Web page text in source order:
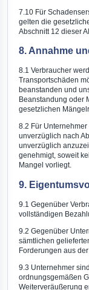
7.10 Für
gelten die
Abschnitt 12 dieser
8. Annahme
8.1 Verbraucher
Transportschäden
beanstanden und
Beanstandung oder
gesetzlichen
8.2 Für
unverzüglich nach
unverzüglich
genehmigt, soweit
Mangel vorliegt.
9.
9.1 Gegenüber
vollständigen
9.2 Gegenüber
sämtlichen
Forderungen aus
9.3 Unternehmer
ordnungsgemäßen
Weiterveräußerung